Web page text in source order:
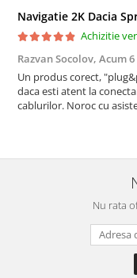
Achizitie
Razvan Socolov, Acum
Un produs corect,
daca esti atent la
cablurilor. Noroc cu
atras atentia ca nu era
cablul de video de la
Nu rata